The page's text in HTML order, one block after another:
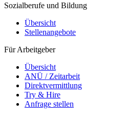
Sozialberufe und Bildung
Übersicht
Stellenangebote
Für Arbeitgeber
Übersicht
ANÜ / Zeitarbeit
Direktvermittlung
Try & Hire
Anfrage stellen